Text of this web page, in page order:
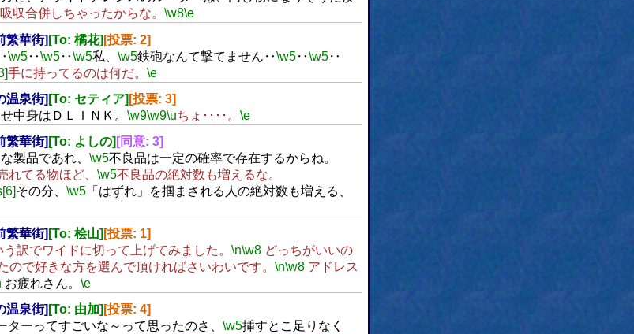
吸収合併しちゃったからな。 \w8\e
繁華街] [To: 橘花] [投票: 2]
\w5‥\w5‥\w5私、 \w5鉄砲なんて撃てません‥\w5‥\w5‥
手に持ってるのは何だ。 \e
温泉街] [To: セティア] [投票: 3]
中身はＤＬＩＮＫ。 \w9\w9\uちょ････。 \e
繁華街] [To: よしの] [同意: 3]
製品であれ、 \w5不良品は一定の確率で存在するからね。
れてる物ほど、 \w5不良品の絶対数も増えるな。
その分、 \w5「はずれ」を掴まされる人の絶対数も増える、
繁華街] [To: 桧山] [投票: 1]
う訳でワイドに切って上げてみました。 \n\w8どっちがいいの
ので好きな方を選んで頂ければさいわいです。 \n\w8アドレス
お疲れさん。 \e
温泉街] [To: 由加] [投票: 4]
ターってすごいな～って思ったのさ、 \w5挿すとこ足りなく